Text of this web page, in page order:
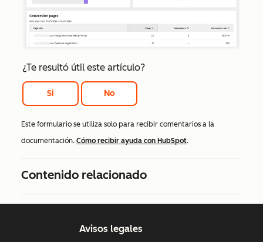
¿Te resultó útil este artículo?
Si No
Este formulario se utiliza solo para recibir comentarios a la
documentación. Cómo recibir ayuda con HubSpot.
Contenido relacionado
Avisos legales